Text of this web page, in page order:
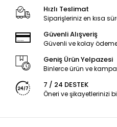
Hızlı Teslimat
Siparişleriniz en kısa
Güvenli Alışveriş
Güvenli ve kolay
Geniş Ürün Yelpazesi
Binlerce ürün ve
7 / 24 DESTEK
Öneri ve şikayetlerinizi